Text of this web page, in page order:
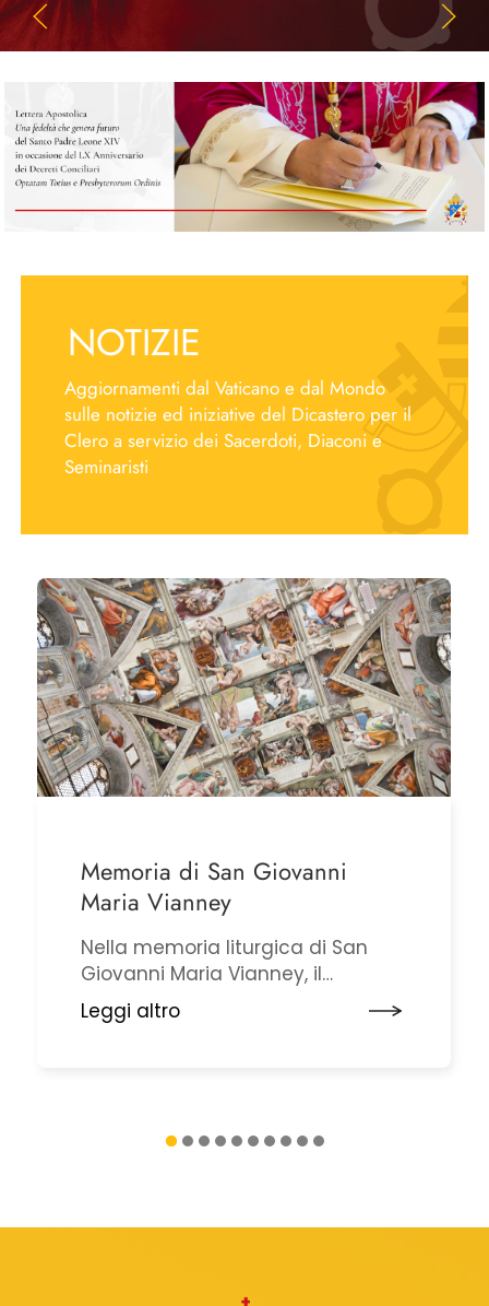
NOTIZIE
Aggiornamenti dal Vaticano e dal Mondo
sulle notizie ed iniziative del Dicastero per il
Clero a servizio dei Sacerdoti, Diaconi e
Seminaristi
Memoria di San Giovanni
Maria Vianney
Nella memoria liturgica di San
Giovanni Maria Vianney, il
Dicastero per il Clero rende grazie
al Signore per il dono di tutti i
Leggi altro
1 2 3 4 5 6 7 8 9 10